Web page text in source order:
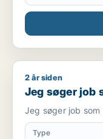
Jeg søger job som
2 år siden
Jeg søger job
Jeg søger job
Type